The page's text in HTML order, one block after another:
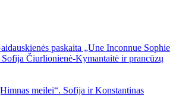
paskaita „Une Inconnue Sophie
Čiurlionienė-Kymantaitė ir prancūzų
meilei“. Sofija ir Konstantinas